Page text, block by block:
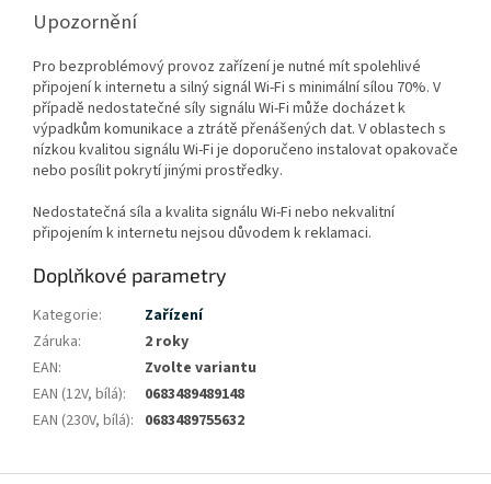
Upozornění
Pro bezproblémový provoz zařízení je nutné mít spolehlivé
připojení k internetu a silný signál Wi-Fi s minimální sílou 70%. V
případě nedostatečné síly signálu Wi-Fi může docházet k
výpadkům komunikace a ztrátě přenášených dat. V oblastech s
nízkou kvalitou signálu Wi-Fi je doporučeno instalovat opakovače
nebo posílit pokrytí jinými prostředky.
Nedostatečná síla a kvalita signálu Wi-Fi nebo nekvalitní
připojením k internetu nejsou důvodem k reklamaci.
Doplňkové parametry
Kategorie:
Zařízení
Záruka:
2 roky
EAN:
Zvolte variantu
EAN (12V, bílá):
0683489489148
EAN (230V, bílá): 0683489755632